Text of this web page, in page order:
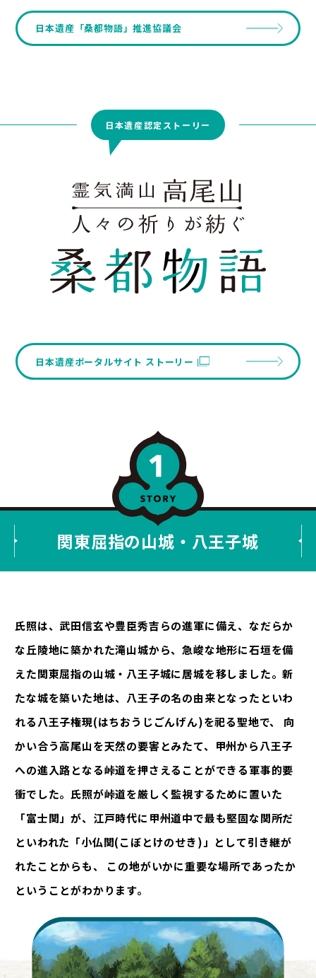
日本遺産「桑都物語」推進協議会
日本遺産認定ストーリー
日本遺産ポータルサイト ストーリー
関東屈指の山城・八王子城
氏照は、武田信玄や豊臣秀吉らの進軍に備え、なだらか
な丘陵地に築かれた滝山城から、急峻な地形に石垣を備
えた関東屈指の山城・八王子城に居城を移しました。新
たな城を築いた地は、八王子の名の由来となったといわ
れる八王子権現(はちおうじごんげん)を祀る聖地で、 向
かい合う高尾山を天然の要害とみたて、甲州から八王子
への進入路となる峠道を押さえることができる軍事的要
衝でした。氏照が峠道を厳しく監視するために置いた
「富士関」が、江戸時代に甲州道中で最も堅固な関所だ
といわれた「小仏関(こぼとけのせき)」として引き継が
れたことからも、 この地がいかに重要な場所であったか
ということがわかります。